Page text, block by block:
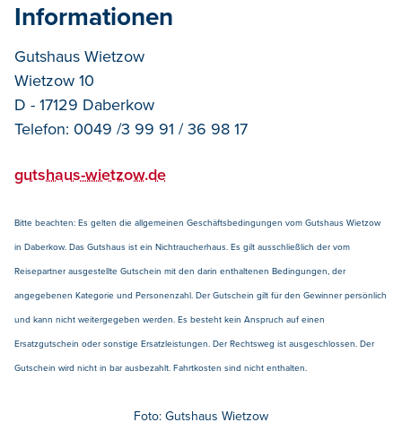
Informationen
Gutshaus Wietzow
Wietzow 10
D - 17129 Daberkow
Telefon: 0049 /3 99 91 / 36 98 17
gutshaus-wietzow.de
Bitte beachten: Es gelten die allgemeinen Geschäftsbedingungen vom Gutshaus Wietzow
in Daberkow. Das Gutshaus ist ein Nichtraucherhaus. Es gilt ausschließlich der vom
Reisepartner ausgestellte Gutschein mit den darin enthaltenen Bedingungen, der
angegebenen Kategorie und Personenzahl. Der Gutschein gilt für den Gewinner persönlich
und kann nicht weitergegeben werden. Es besteht kein Anspruch auf einen
Ersatzgutschein oder sonstige Ersatzleistungen. Der Rechtsweg ist ausgeschlossen. Der
Gutschein wird nicht in bar ausbezahlt. Fahrtkosten sind nicht enthalten.
Foto: Gutshaus Wietzow